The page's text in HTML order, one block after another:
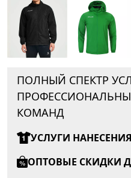
ПОЛНЫЙ СПЕКТР
КОМАНД
УСЛУГИ
ОПТОВЫЕ СКИДКИ